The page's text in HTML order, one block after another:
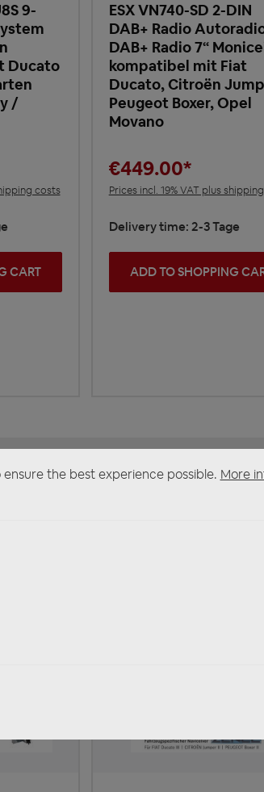
9-
Ducato
/
costs
CART
ESX VN740-SD 2-DIN
DAB+ Radio
DAB+ Radio 7“
kompatibel mit Fiat
Ducato, Citroën
Peugeot Boxer, Opel
Movano
€449.00*
Prices incl. 19% VAT plus
Delivery time: 2-3 Tage
ADD TO SHOPPING
the best experience possible. More